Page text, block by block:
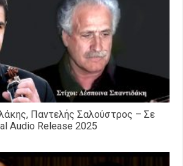
Παντελής Σαλούστρος – Σε
Audio Release 2025